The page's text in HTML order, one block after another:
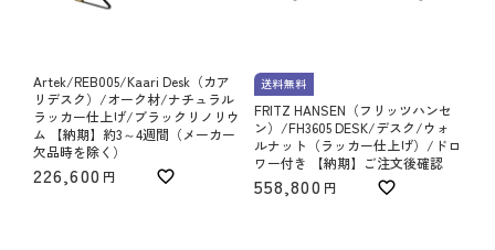
Artek/REB005/Kaari Desk（カア
リデスク）/オーク材/ナチュラル
ラッカー仕上げ/ブラックリノリウ
ム 【納期】約3～4週間（メーカー
欠品時を除く）
226,600
送料無料
FRITZ HANSEN（フリッツハンセ
ン）/FH3605 DESK/デスク/ウォ
ルナット（ラッカー仕上げ）/ドロ
ワー付き 【納期】ご注文後確認
558,800